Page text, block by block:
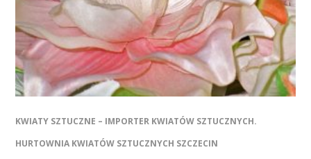
KWIATY SZTUCZNE – IMPORTER KWIATÓW SZTUCZNYCH.
HURTOWNIA KWIATÓW SZTUCZNYCH SZCZECIN